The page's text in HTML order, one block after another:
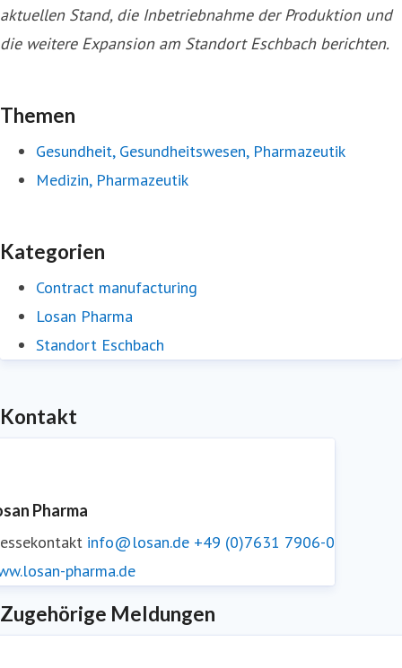
aktuellen Stand, die Inbetriebnahme der Produktion und
die weitere Expansion am Standort Eschbach berichten.
Themen
Gesundheit, Gesundheitswesen, Pharmazeutik
Medizin, Pharmazeutik
Kategorien
Contract manufacturing
Losan Pharma
Standort Eschbach
Kontakt
Pharma
info@losan.de +49 (0)7631 7906-0
pharma.de
Zugehörige Meldungen